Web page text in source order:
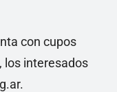
con cupos
los interesados